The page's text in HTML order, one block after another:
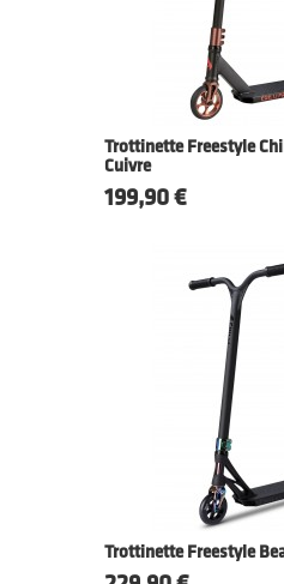
Trottinette Freestyle
Cuivre
Prix
199,90 €
Trottinette Freestyle